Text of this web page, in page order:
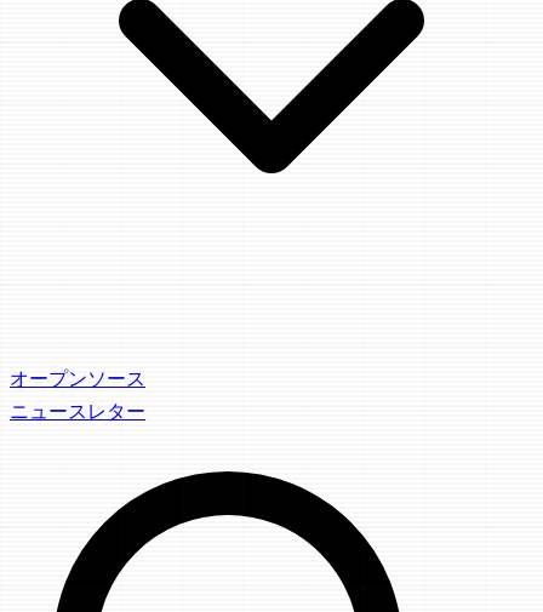
オープンソース
ニュースレター